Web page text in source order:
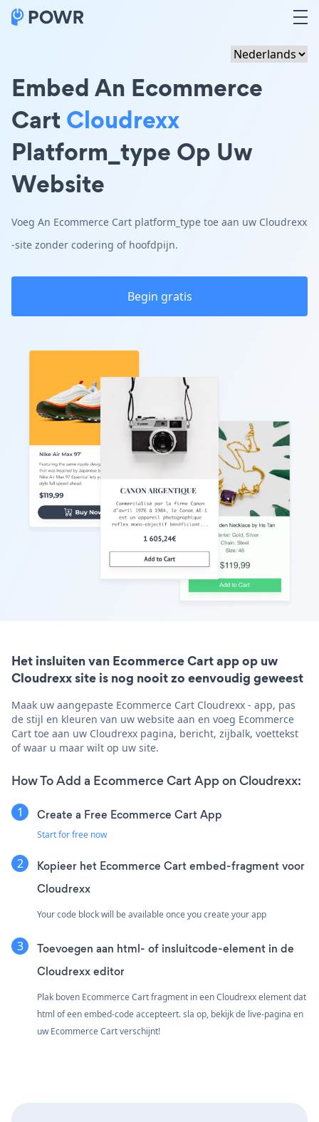
Embed An Ecommerce
CartCloudrexx
Platform_type Op Uw
Website
Voeg An Ecommerce Cart platform_type toe aan uw Cloudrexx
-site zonder codering of hoofdpijn.
Begin gratis
Het insluiten van Ecommerce Cart app op uw
Cloudrexx site is nog nooit zo eenvoudig geweest
Maak uw aangepaste Ecommerce Cart Cloudrexx - app, pas
de stijl en kleuren van uw website aan en voeg Ecommerce
Cart toe aan uw Cloudrexx pagina, bericht, zijbalk, voettekst
of waar u maar wilt op uw site.
How To Add a Ecommerce Cart App on Cloudrexx:
Create a Free Ecommerce Cart App
Start for free now
Kopieer het Ecommerce Cart embed-fragment voor
Cloudrexx
Your code block will be available once you create your app
Toevoegen aan html- of insluitcode-element in de
Cloudrexx editor
Plak boven Ecommerce Cart fragment in een Cloudrexx element dat
html of een embed-code accepteert. sla op, bekijk de live-pagina en
uw Ecommerce Cart verschijnt!